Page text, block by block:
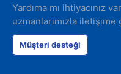
Yardıma mı ihtiyacınız
uzmanlarımızla iletişime
Müşteri desteği